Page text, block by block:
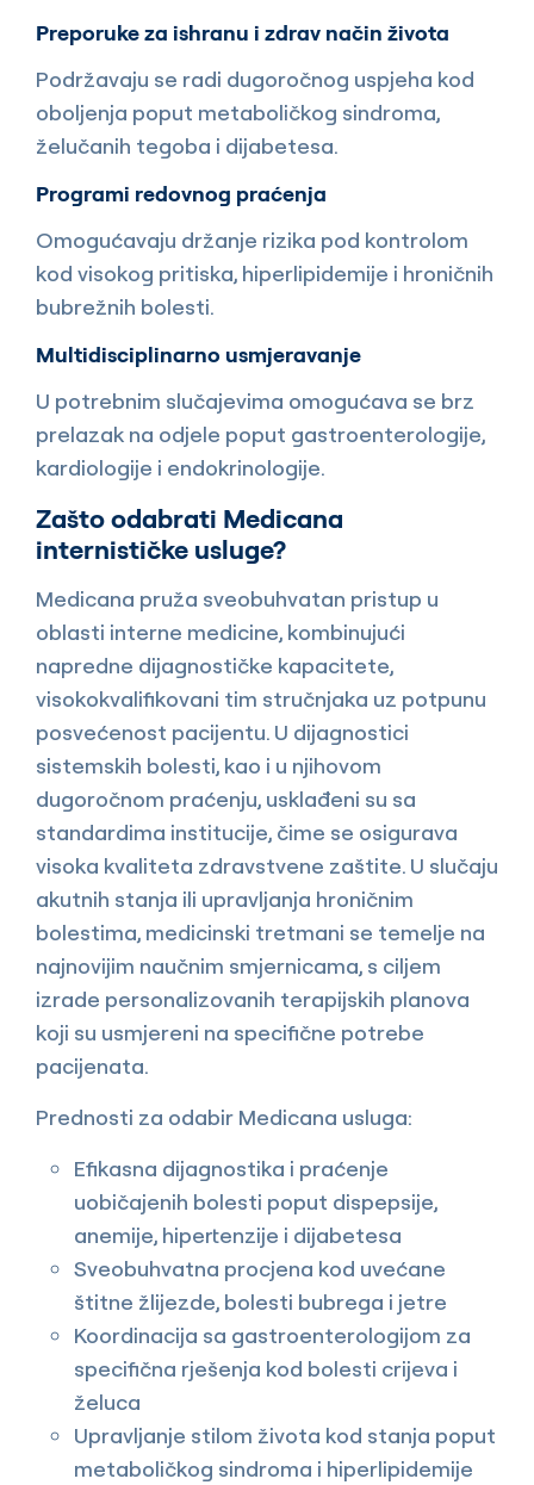
Preporuke za ishranu i zdrav način života
Podržavaju se radi dugoročnog uspjeha kod
oboljenja poput metaboličkog sindroma,
želučanih tegoba i dijabetesa.
Programi redovnog praćenja
Omogućavaju držanje rizika pod kontrolom
kod visokog pritiska, hiperlipidemije i hroničnih
bubrežnih bolesti.
Multidisciplinarno usmjeravanje
U potrebnim slučajevima omogućava se brz
prelazak na odjele poput gastroenterologije,
kardiologije i endokrinologije.
Zašto odabrati Medicana
internističke usluge?
Medicana pruža sveobuhvatan pristup u
oblasti interne medicine, kombinujući
napredne dijagnostičke kapacitete,
visokokvalifikovani tim stručnjaka uz potpunu
posvećenost pacijentu. U dijagnostici
sistemskih bolesti, kao i u njihovom
dugoročnom praćenju, usklađeni su sa
standardima institucije, čime se osigurava
visoka kvaliteta zdravstvene zaštite. U slučaju
akutnih stanja ili upravljanja hroničnim
bolestima, medicinski tretmani se temelje na
najnovijim naučnim smjernicama, s ciljem
izrade personalizovanih terapijskih planova
koji su usmjereni na specifične potrebe
pacijenata.
Prednosti za odabir Medicana usluga:
Efikasna dijagnostika i praćenje
uobičajenih bolesti poput dispepsije,
anemije, hipertenzije i dijabetesa
Sveobuhvatna procjena kod uvećane
štitne žlijezde, bolesti bubrega i jetre
Koordinacija sa gastroenterologijom za
specifična rješenja kod bolesti crijeva i
želuca
Upravljanje stilom života kod stanja poput
metaboličkog sindroma i hiperlipidemije